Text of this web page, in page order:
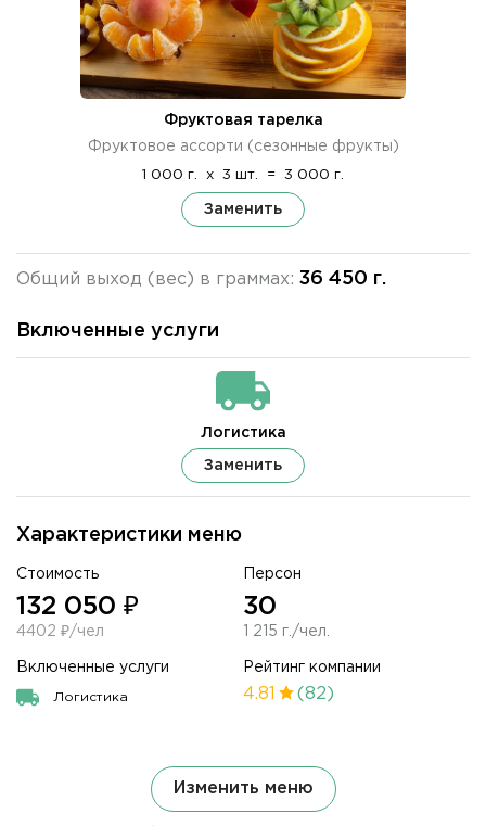
Характеристики меню
Стоимость
132 050 ₽
4402 ₽/чел
Персон
30
1 215 г./чел.
Включенные услуги
Логистика
Рейтинг компании
4.81 (82)
Фруктовая тарелка
Фруктовое ассорти (сезонные фрукты)
1 000 г. x 3 шт. = 3 000 г.
Заменить
Общий выход (вес) в граммах: 36 450 г.
Изменить меню
Включенные услуги
Логистика
Заменить